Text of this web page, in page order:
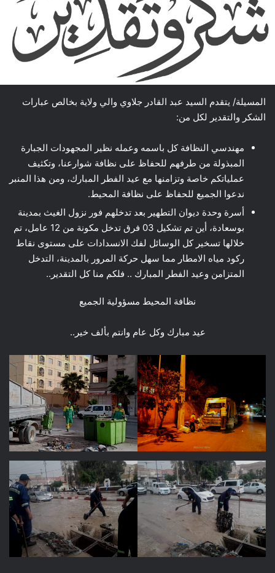
المسيلة/ يتقدم السيد عبد القادر جلاوي والي ولاية بخالص عبارات
الشكر والتقدير لكل من:
مهندسي النظافة كل باسمه وعمله نظير المجهودات الجبارة
المبذولة من طرفهم للحفاظ على نظافة شوارعنا، وتكثيف
عملياتكم خاصة وتزامنها مع عيد الفطر المبارك، ومن هذا المنبر
ندعوا الجميع للحفاظ على نظافة المحيط.
أسرة وحدة ديوان التطهير بعد تدخلهم فور نزول الغيث بمدينة
بوسعادة، أين تم تشكيل 03 فرق تدخل مكونة من 12 عامل، تم
خلالها تسخير كل الوسائل لفك الانسدادات على مستوى نقاط
ركود مياه الامطار مما سهل حركة المرور بالمدينة، التدخل
المتزامن وعيد الفطر المبارك .. فلكم منا كل التقدير..
نظافة المحيط مسؤولية الجميع
عيد مبارك وكل عام وانتم بألف خير..